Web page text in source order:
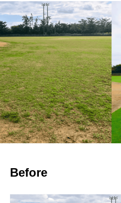
Before